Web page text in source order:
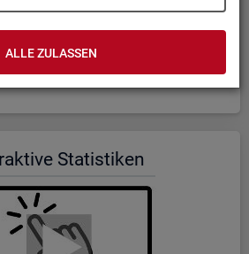
ALLE ZULASSEN
Sta­tis­ti­ken